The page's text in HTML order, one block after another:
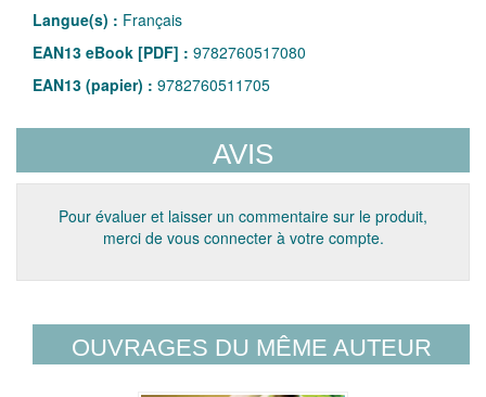
Langue(s) : Français
EAN13 eBook [PDF] : 9782760517080
EAN13 (papier) : 9782760511705
AVIS
Pour évaluer et laisser un commentaire sur le produit,
merci de vous connecter à votre compte.
OUVRAGES DU MÊME AUTEUR